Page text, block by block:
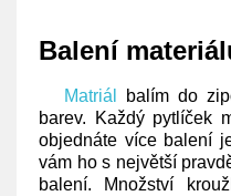
Balení
Matriál
balím do
barev. Každý pytlíček
objednáte více balení
vám ho s největší
balení. Množství